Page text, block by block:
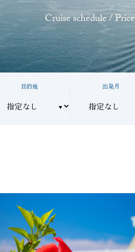
Cruise schedule / Price
目的地 出発月